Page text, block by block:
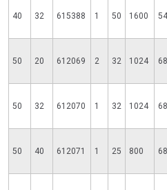
40 32 615388 1 50 1600
50 20 612069 2 32 1024
50 32 612070 1 32 1024
50 40 612071 1 25 800